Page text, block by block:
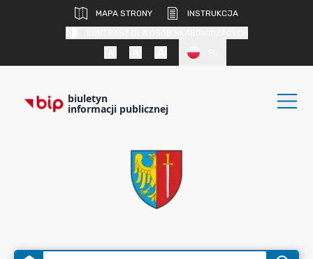
MAPA STRONY
INSTRUKCJA
biuletyn
informacji publicznej